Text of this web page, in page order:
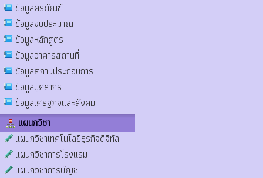
ข้อมูลครุภัณฑ์
ข้อมูลงบประมาณ
ข้อมูลหลักสูตร
ข้อมูลอาคารสถานที่
ข้อมูลสถานประกอบการ
ข้อมูลบุคลากร
ข้อมูลเศรฐกิจและสังคม
แผนกวิชา
แผนกวิชาเทคโนโลยีธุรกิจดิจิทัล
แผนกวิชาการโรงแรม
แผนกวิชาการบัญชี